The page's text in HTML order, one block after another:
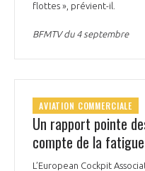
flottes », prévient-il.
BFMTV du 4 septembre
AVIATION COMMERCIALE
Un rapport pointe
compte de la
L’European Cockpit